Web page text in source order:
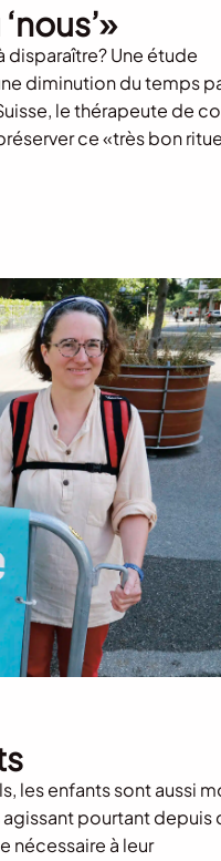
disparaître? Une étude
diminution du temps
le thérapeute de
ce «très bon
les enfants sont aussi
pourtant depuis
nécessaire à leur